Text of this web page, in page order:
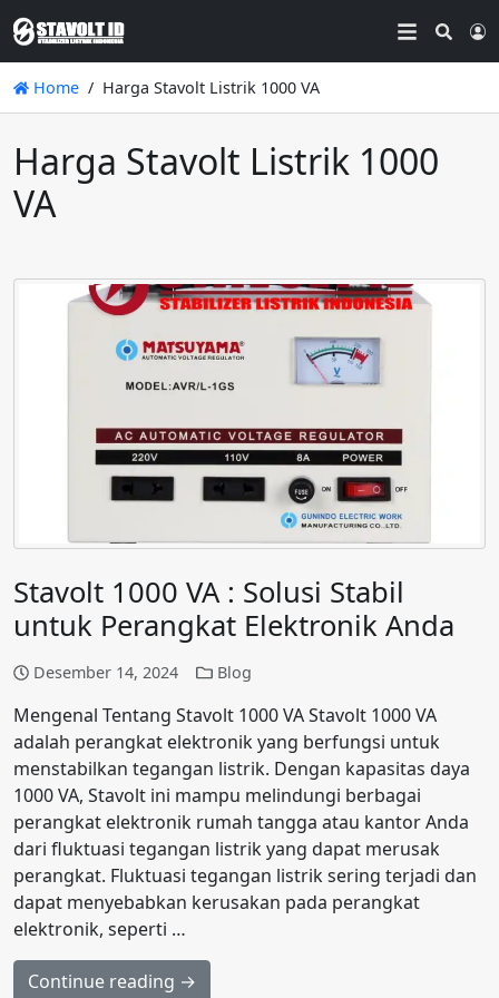
Home Harga Stavolt Listrik 1000 VA
Harga Stavolt Listrik 1000
VA
Stavolt 1000 VA : Solusi Stabil
untuk Perangkat Elektronik Anda
Desember 14, 2024 Blog
Mengenal Tentang Stavolt 1000 VA Stavolt 1000 VA
adalah perangkat elektronik yang berfungsi untuk
menstabilkan tegangan listrik. Dengan kapasitas daya
1000 VA, Stavolt ini mampu melindungi berbagai
perangkat elektronik rumah tangga atau kantor Anda
dari fluktuasi tegangan listrik yang dapat merusak
perangkat. Fluktuasi tegangan listrik sering terjadi dan
dapat menyebabkan kerusakan pada perangkat
elektronik, seperti …
Continue reading →